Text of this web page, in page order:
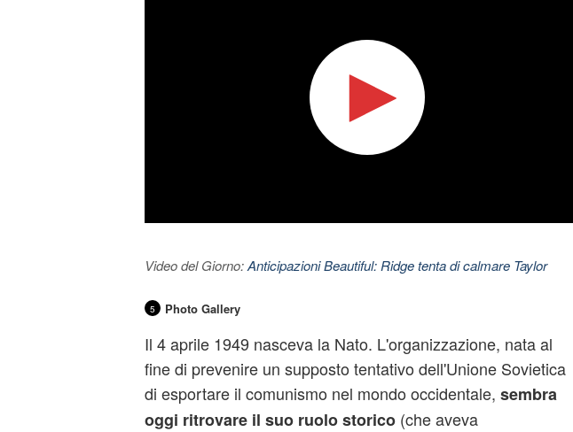
Video del Giorno:Anticipazioni Beautiful: Ridge tenta di calmare Taylor
5 Photo Gallery
Il 4 aprile 1949 nasceva la Nato. L'organizzazione, nata al
fine di prevenire un supposto tentativo dell'Unione Sovietica
di esportare il comunismo nel mondo occidentale, sembra
oggi ritrovare il suo ruolo storico(che aveva